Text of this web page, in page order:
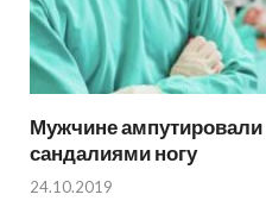
Мужчине
сандалиями ногу
24.10.2019